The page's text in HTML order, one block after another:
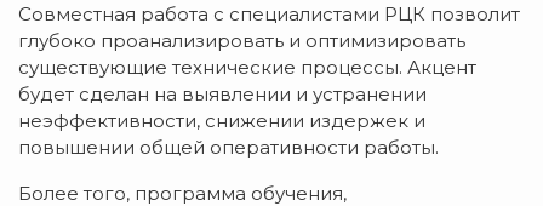
Совместная работа с специалистами РЦК позволит
глубоко проанализировать и оптимизировать
существующие технические процессы. Акцент
будет сделан на выявлении и устранении
неэффективности, снижении издержек и
повышении общей оперативности работы.
Более того, программа обучения,